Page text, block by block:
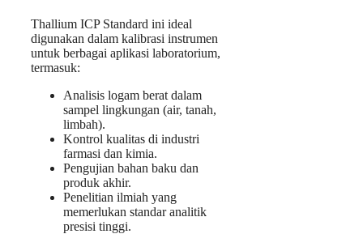
Thallium ICP Standard ini ideal
digunakan dalam kalibrasi instrumen
untuk berbagai aplikasi laboratorium,
termasuk:
Analisis logam berat dalam
sampel lingkungan (air, tanah,
limbah).
Kontrol kualitas di industri
farmasi dan kimia.
Pengujian bahan baku dan
produk akhir.
Penelitian ilmiah yang
memerlukan standar analitik
presisi tinggi.